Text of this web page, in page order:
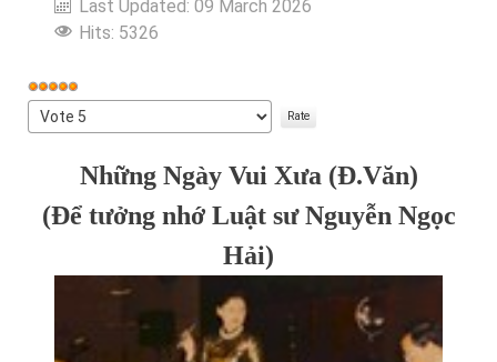
Last Updated: 09 March 2026
Hits: 5326
User
Rating:
Please
Rate
Những Ngày Vui Xưa (Đ.Văn)
(Để tưởng nhớ Luật sư Nguyễn Ngọc
Hải)